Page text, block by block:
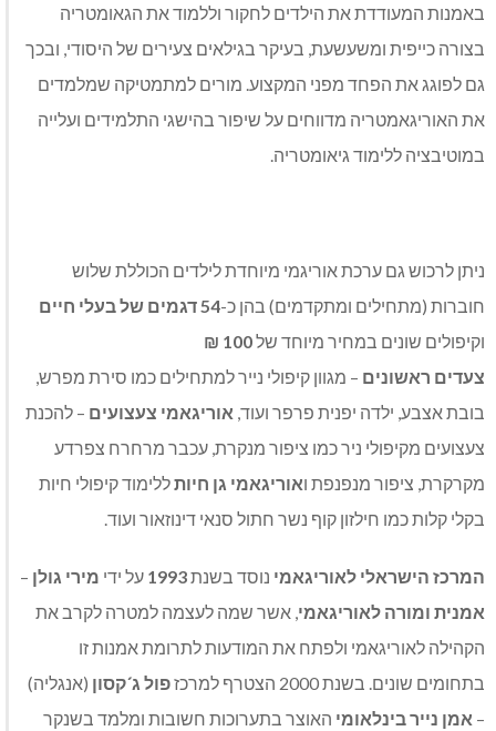
באמנות המעודדת את הילדים לחקור וללמוד את הגאומטריה
בצורה כייפית ומשעשעת, בעיקר בגילאים צעירים של היסודי, ובכך
גם לפוגג את הפחד מפני המקצוע. מורים למתמטיקה שמלמדים
את האוריגאמטריה מדווחים על שיפור בהישגי התלמידים ועלייה
במוטיבציה ללימוד גיאומטריה.
ניתן לרכוש גם ערכת אוריגמי מיוחדת לילדים הכוללת שלוש
חוברות (מתחילים ומתקדמים) בהן כ-54דגמים של בעלי חיים
וקיפולים שונים במחיר מיוחד של
צעדים ראשונים – מגוון קיפולי נייר למתחילים כמו סירת מפרש,
בובת אצבע, ילדה יפנית פרפר ועוד, אוריגאמי צעצועים – להכנת
צעצועים מקיפולי ניר כמו ציפור מנקרת, עכבר מרחרח צפרדע
מקרקרת, ציפור מנפנפת ואוריגאמי גן חיותללימוד קיפולי חיות
בקלי קלות כמו חילזון קוף נשר חתול סנאי דינוזאור ועוד.
המרכז הישראלי לאוריגאמי נוסד בשנת1993 על ידי מירי גולן –
אמנית ומורה לאוריגאמי, אשר שמה לעצמה למטרה לקרב את
הקהילה לאוריגאמי ולפתח את המודעות לתרומת אמנות זו
בתחומים שונים. בשנת 2000 הצטרף למרכז
פול ג´קסון (אנגליה)
– אמן נייר בינלאומי האוצר בתערוכות חשובות ומלמד בשנקר